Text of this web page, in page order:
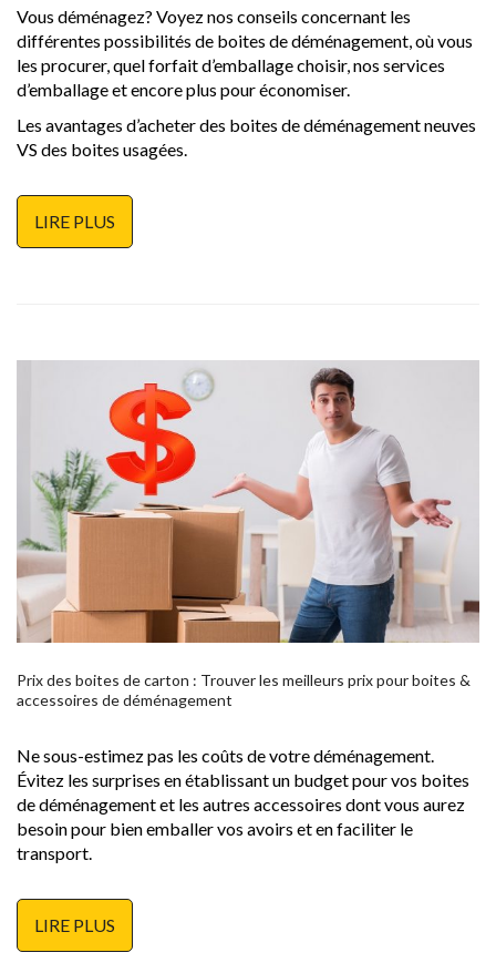
Vous déménagez? Voyez nos conseils concernant les
différentes possibilités de boites de déménagement, où vous
les procurer, quel forfait d’emballage choisir, nos services
d’emballage et encore plus pour économiser.
Les avantages d’acheter des boites de déménagement neuves
VS des boites usagées.
LIRE PLUS
Prix des boites de carton : Trouver les meilleurs prix pour boites &
accessoires de déménagement
Ne sous-estimez pas les coûts de votre déménagement.
Évitez les surprises en établissant un budget pour vos boites
de déménagement et les autres accessoires dont vous aurez
besoin pour bien emballer vos avoirs et en faciliter le
transport.
LIRE PLUS